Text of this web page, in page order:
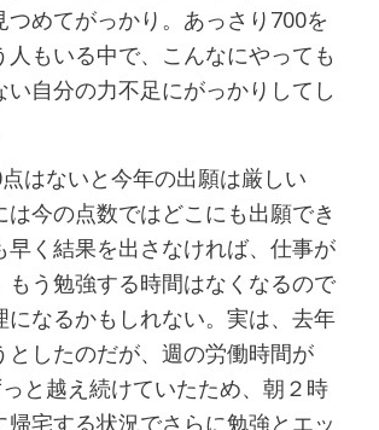
つめてがっかり。あっさり700を
人もいる中で、こんなにやっても
い自分の力不足にがっかりしてし
はないと今年の出願は厳しい
は今の点数ではどこにも出願でき
早く結果を出さなければ、仕事が
もう勉強する時間はなくなるので
になるかもしれない。実は、去年
としたのだが、週の労働時間が
と越え続けていたため、朝２時
帰宅する状況でさらに勉強とエッ